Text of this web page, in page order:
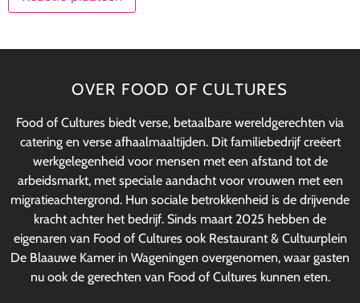
OVER FOOD OF CULTURES
Food of Cultures biedt verse, betaalbare wereldgerechten via
catering en verse afhaalmaaltijden. Dit familiebedrijf creëert
werkgelegenheid voor mensen met een afstand tot de
arbeidsmarkt, met speciale aandacht voor vrouwen met een
migratieachtergrond. Hun sociale betrokkenheid is de drijvende
kracht achter het bedrijf. Sinds maart 2025 hebben de
eigenaren van Food of Cultures ook Restaurant & Cultuurplein
De Blaauwe Kamer in Wageningen overgenomen, waar gasten
nu ook de gerechten van Food of Cultures kunnen eten.